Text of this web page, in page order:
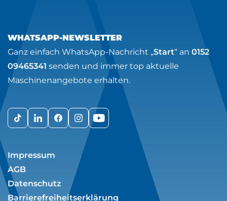
WHATSAPP-NEWSLETTER
Ganz einfach WhatsApp-Nachricht „Start“ an 0152
09465341 senden und immer top aktuelle
Maschinenangebote erhalten.
Impressum
AGB
Datenschutz
Barrierefreiheitserklärung